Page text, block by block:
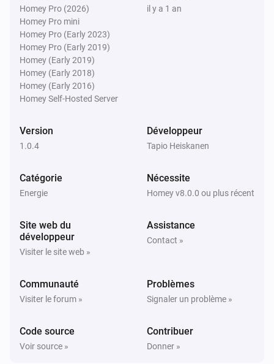
Homey Pro (2026)
Homey Pro mini
Homey Pro (Early 2023)
Homey Pro (Early 2019)
Homey (Early 2019)
Homey (Early 2018)
Homey (Early 2016)
Homey Self-Hosted Server
il y a 1 an
Version
1.0.4
Développeur
Tapio Heiskanen
Catégorie
Energie
Nécessite
Homey v8.0.0 ou plus récent
Site web du
développeur
Visiter le site web »
Assistance
Contact »
Communauté
Visiter le forum »
Problèmes
Signaler un problème »
Code source
Voir source »
Contribuer
Donner »